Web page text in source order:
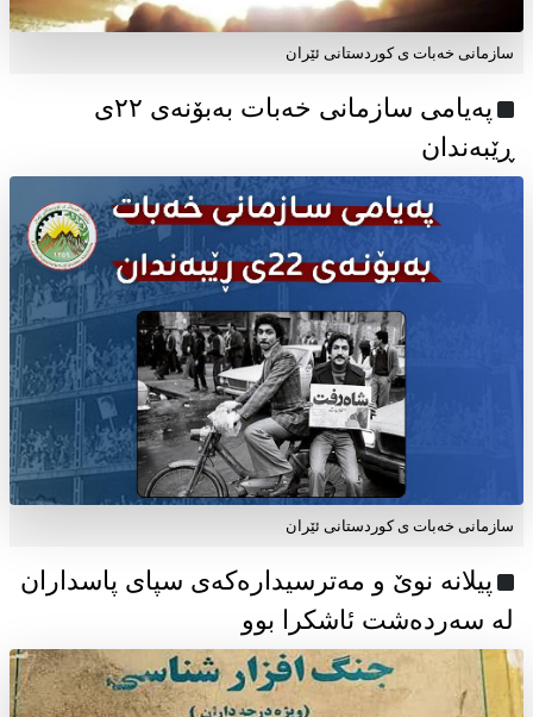
سازمانی خەبات ی کوردستانی ئێران
پەیامی سازمانی خەبات بەبۆنەی ۲۲ی
ڕێبەندان
سازمانی خەبات ی كوردستانی ئێران
پیلانە نوێ و مەترسیدارەکەی سپای پاسداران
لە سەردەشت ئاشکرا بوو